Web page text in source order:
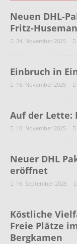
Neuen DHL-
Fritz-
24. November 2025
Einbruch in
16. November 2025
Auf der Lette:
10. November 2025
Neuer DHL
eröffnet
16. September 2025
Köstliche
Freie Plätze
Bergkamen